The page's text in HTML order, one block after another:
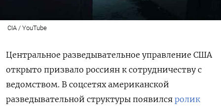
CIA / YouTube
Центральное разведывательное управление США
открыто призвало россиян к сотрудничеству с
ведомством. В соцсетях американской
разведывательной структуры появился ролик